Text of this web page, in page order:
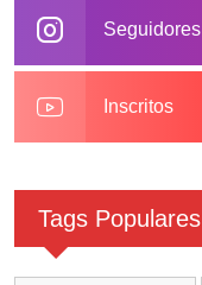
Seguidores
Inscritos
Tags Populares